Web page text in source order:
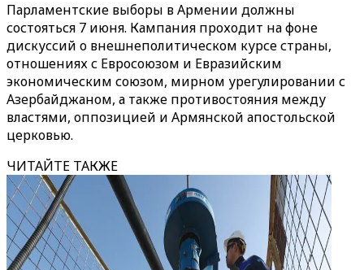
Парламентские выборы в Армении должны
состояться 7 июня. Кампания проходит на фоне
дискуссий о внешнеполитическом курсе страны,
отношениях с Евросоюзом и Евразийским
экономическим союзом, мирном урегулировании с
Азербайджаном, а также противостояния между
властями, оппозицией и Армянской апостольской
церковью.
ЧИТАЙТЕ ТАКЖЕ